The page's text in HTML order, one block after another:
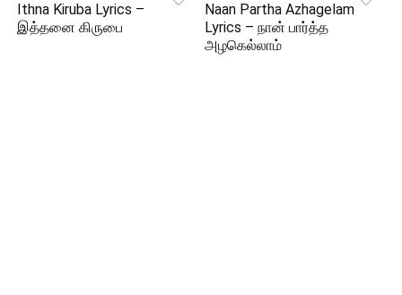
Ithna Kiruba Lyrics –
இத்தனை கிருபை
Naan Partha Azhagelam
Lyrics – நான் பார்த்த
அழகெல்லாம்